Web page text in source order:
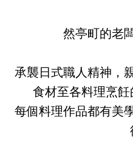
然亭町的老
承襲日式職人精神，
食材至各料理烹
每個料理作品都有美